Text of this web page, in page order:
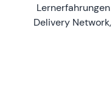
Delivery